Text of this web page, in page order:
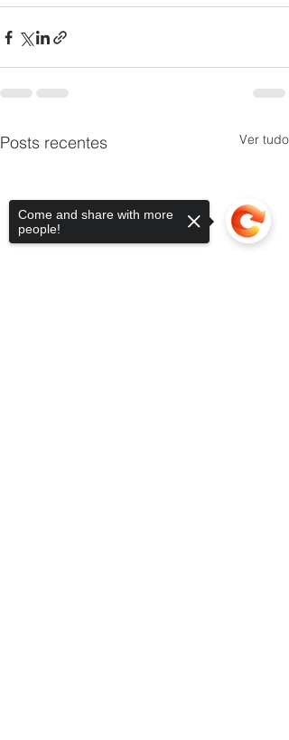
Posts recentes Ver tudo
Come and share with more
people!